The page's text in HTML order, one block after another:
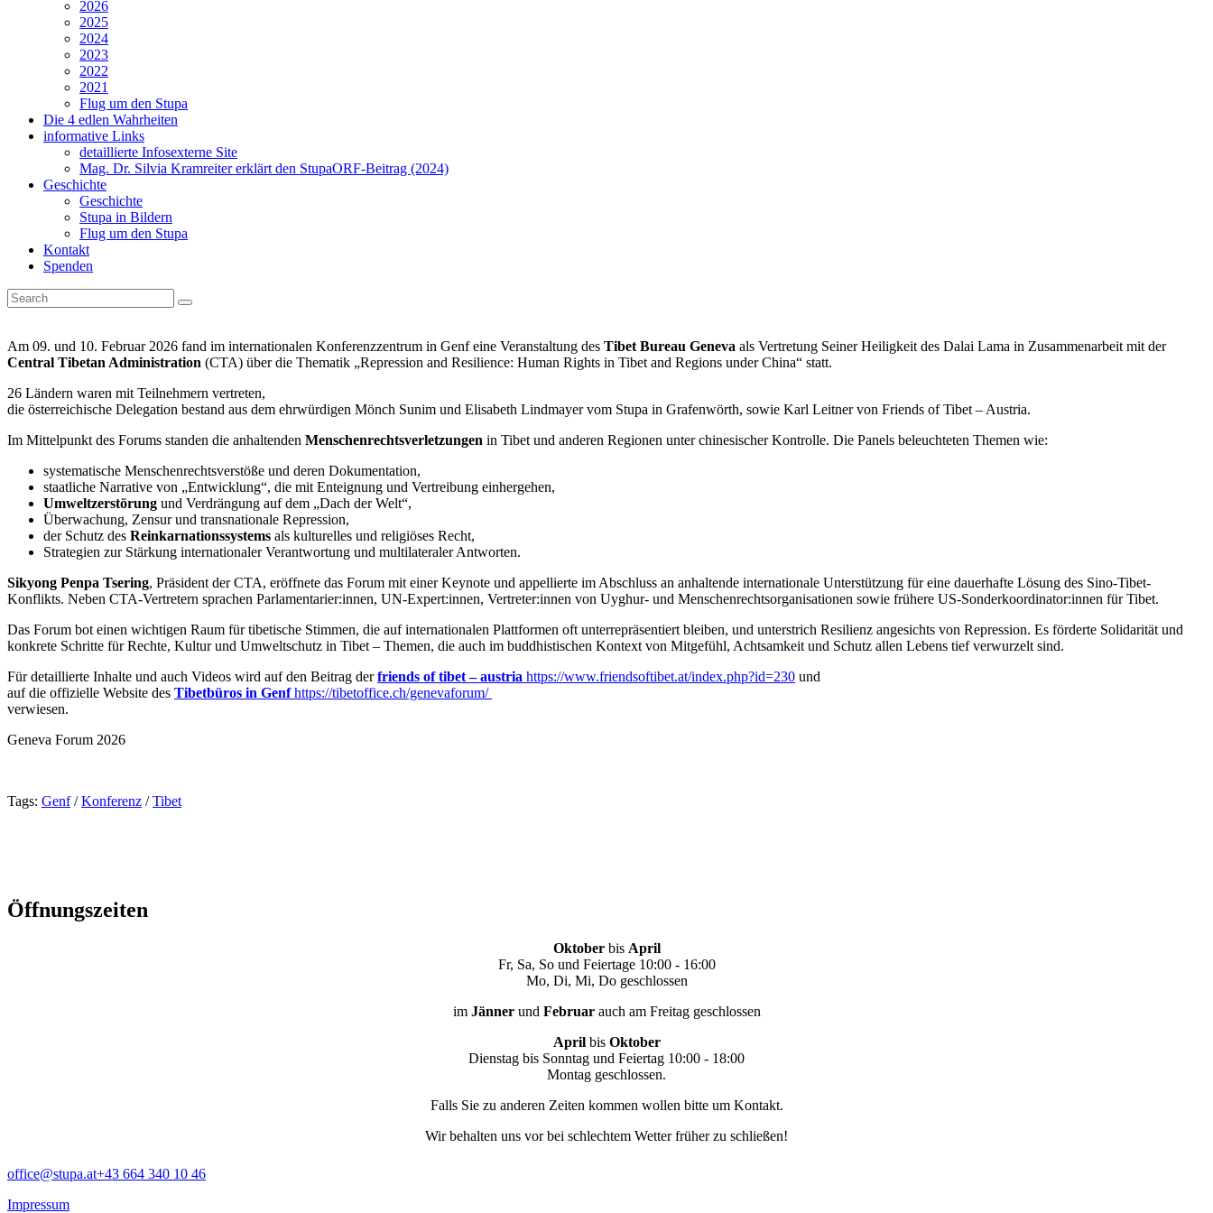
2026
2025
2024
2023
2022
2021
Flug um den Stupa
Die 4 edlen Wahrheiten
informative Links
detaillierte Infosexterne Site
Mag. Dr. Silvia Kramreiter erklärt den StupaORF-Beitrag (2024)
Geschichte
Geschichte
Stupa in Bildern
Flug um den Stupa
Kontakt
Spenden
Am 09. und 10. Februar 2026 fand im internationalen Konferenzzentrum in Genf eine Veranstaltung des Tibet Bureau Geneva als Vertretung Seiner Heiligkeit des Dalai Lama in Zusammenarbeit mit der
Central Tibetan Administration (CTA) über die Thematik „Repression and Resilience: Human Rights in Tibet and Regions under China“ statt.
26 Ländern waren mit Teilnehmern vertreten,
die österreichische Delegation bestand aus dem ehrwürdigen Mönch Sunim und Elisabeth Lindmayer vom Stupa in Grafenwörth, sowie Karl Leitner von Friends of Tibet – Austria.
Im Mittelpunkt des Forums standen die anhaltenden Menschenrechtsverletzungen in Tibet und anderen Regionen unter chinesischer Kontrolle. Die Panels beleuchteten Themen wie:
systematische Menschenrechtsverstöße und deren Dokumentation,
staatliche Narrative von „Entwicklung“, die mit Enteignung und Vertreibung einhergehen,
Umweltzerstörung und Verdrängung auf dem „Dach der Welt“,
Überwachung, Zensur und transnationale Repression,
der Schutz des Reinkarnationssystems als kulturelles und religiöses Recht,
Strategien zur Stärkung internationaler Verantwortung und multilateraler Antworten.
Sikyong Penpa Tsering, Präsident der CTA, eröffnete das Forum mit einer Keynote und appellierte im Abschluss an anhaltende internationale Unterstützung für eine dauerhafte Lösung des Sino-Tibet-
Konflikts. Neben CTA-Vertretern sprachen Parlamentarier:innen, UN-Expert:innen, Vertreter:innen von Uyghur- und Menschenrechtsorganisationen sowie frühere US-Sonderkoordinator:innen für Tibet.
Das Forum bot einen wichtigen Raum für tibetische Stimmen, die auf internationalen Plattformen oft unterrepräsentiert bleiben, und unterstrich Resilienz angesichts von Repression. Es förderte Solidarität und
konkrete Schritte für Rechte, Kultur und Umweltschutz in Tibet – Themen, die auch im buddhistischen Kontext von Mitgefühl, Achtsamkeit und Schutz allen Lebens tief verwurzelt sind.
Für detaillierte Inhalte und auch Videos wird auf den Beitrag derfriends of tibet – austria https://www.friendsoftibet.at/index.php?id=230 und
auf die offizielle Website des Tibetbüros in Genfhttps://tibetoffice.ch/genevaforum/
verwiesen.
Geneva Forum 2026
Tags: Genf/Konferenz /Tibet
Öffnungszeiten
Oktoberbis April
Fr, Sa, So und Feiertage 10:00 - 16:00
Mo, Di, Mi, Do geschlossen
im Jännerund Februar auch am Freitag geschlossen
Aprilbis Oktober
Dienstag bis Sonntag und Feiertag 10:00 - 18:00
Montag geschlossen.
Falls Sie zu anderen Zeiten kommen wollen bitte um Kontakt.
Wir behalten uns vor bei schlechtem Wetter früher zu schließen!
office@stupa.at+43 664 340 10 46
Impressum